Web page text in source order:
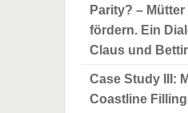
Parity? –
fördern. Ein
Claus und
Case Study III:
Coastline